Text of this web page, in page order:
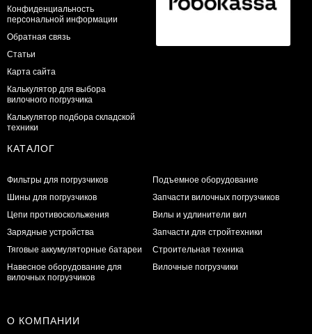
Конфиденциальность
персональной информации
Обратная связь
Статьи
Карта сайта
Калькулятор для выбора
вилочного погрузчика
Калькулятор подбора складской
техники
КАТАЛОГ
Фильтры для погрузчиков
Шины для погрузчиков
Цепи противоскольжения
Зарядные устройства
Тяговые аккумуляторные батареи
Навесное оборудование для
вилочных погрузчиков
Подъемное оборудование
Запчасти вилочных погрузчиков
Вилы и удлинители вил
Запчасти для стройтехники
Строительная техника
Вилочные погрузчики
О КОМПАНИИ